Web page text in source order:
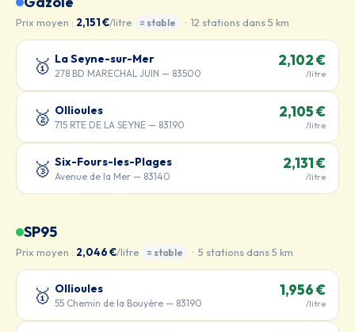
Prix moyen : 2,151 €/litre = stable · 12 stations dans 5 km
🥇 La Seyne-sur-Mer
278 BD MARECHAL JUIN — 83500
2,102 €
/litre
🥈 Ollioules
715 RTE DE LA SEYNE — 83190
2,105 €
/litre
🥉 Six-Fours-les-Plages
Avenue de la Mer — 83140
2,131 €
/litre
SP95
Prix moyen : 2,046 €/litre = stable · 5 stations dans 5 km
🥇 Ollioules
55 Chemin de la Bouyère — 83190
1,956 €
/litre